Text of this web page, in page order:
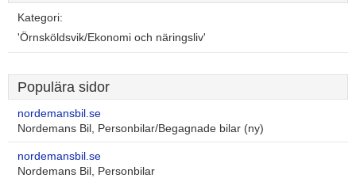
Kategori:
'Örnsköldsvik/Ekonomi och näringsliv'
Populära sidor
nordemansbil.se
Nordemans Bil, Personbilar/Begagnade bilar (ny)
nordemansbil.se
Nordemans Bil, Personbilar